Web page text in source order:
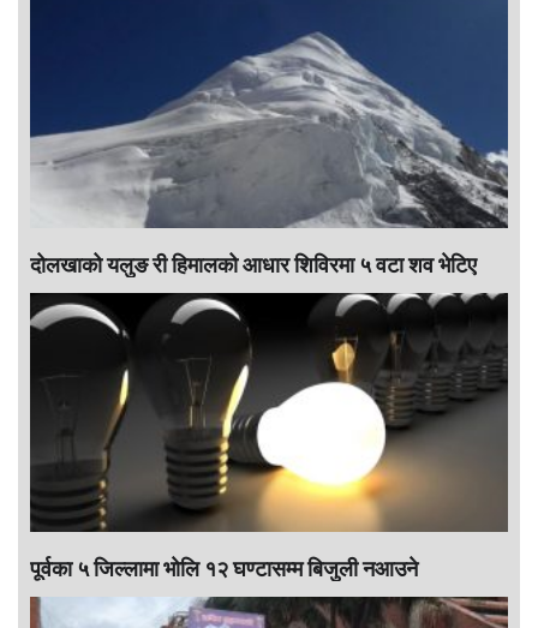
दोलखाको यलुङ री हिमालको आधार शिविरमा ५ वटा शव भेटिए
पूर्वका ५ जिल्लामा भाेलि १२ घण्टासम्म बिजुली नआउने